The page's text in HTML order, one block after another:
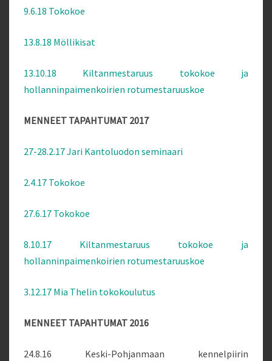
9.6.18 Tokokoe
13.8.18 Möllikisat
13.10.18 Kiltanmestaruus tokokoe ja
hollanninpaimenkoirien rotumestaruuskoe
MENNEET TAPAHTUMAT 2017
27-28.2.17 Jari Kantoluodon seminaari
2.4.17 Tokokoe
27.6.17 Tokokoe
8.10.17 Kiltanmestaruus tokokoe ja
hollanninpaimenkoirien rotumestaruuskoe
3.12.17 Mia Thelin tokokoulutus
MENNEET TAPAHTUMAT 2016
24.8.16 Keski-Pohjanmaan kennelpiirin